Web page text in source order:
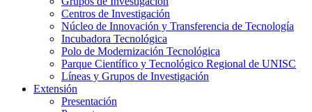
Centros de Investigación
Núcleo de Innovación y Transferencia de Tecnología
Incubadora Tecnológica
Polo de Modernización Tecnológica
Parque Científico y Tecnológico Regional de UNISC
Líneas y Grupos de Investigación
Extensión
Presentación